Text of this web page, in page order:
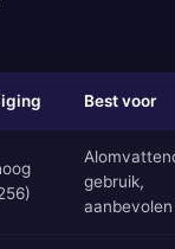
Best voor
gebruik,
aanbevolen